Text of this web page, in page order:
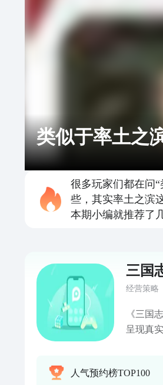
类似于率土之
很多玩家们都在问
些，其实率土之滨
本期小编就推荐了
三国
经营策略
《三国
呈现真
群雄归
人气预约榜TOP100